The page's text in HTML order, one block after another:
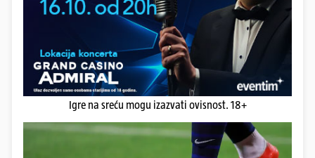
Igre na sreću mogu izazvati ovisnost. 18+